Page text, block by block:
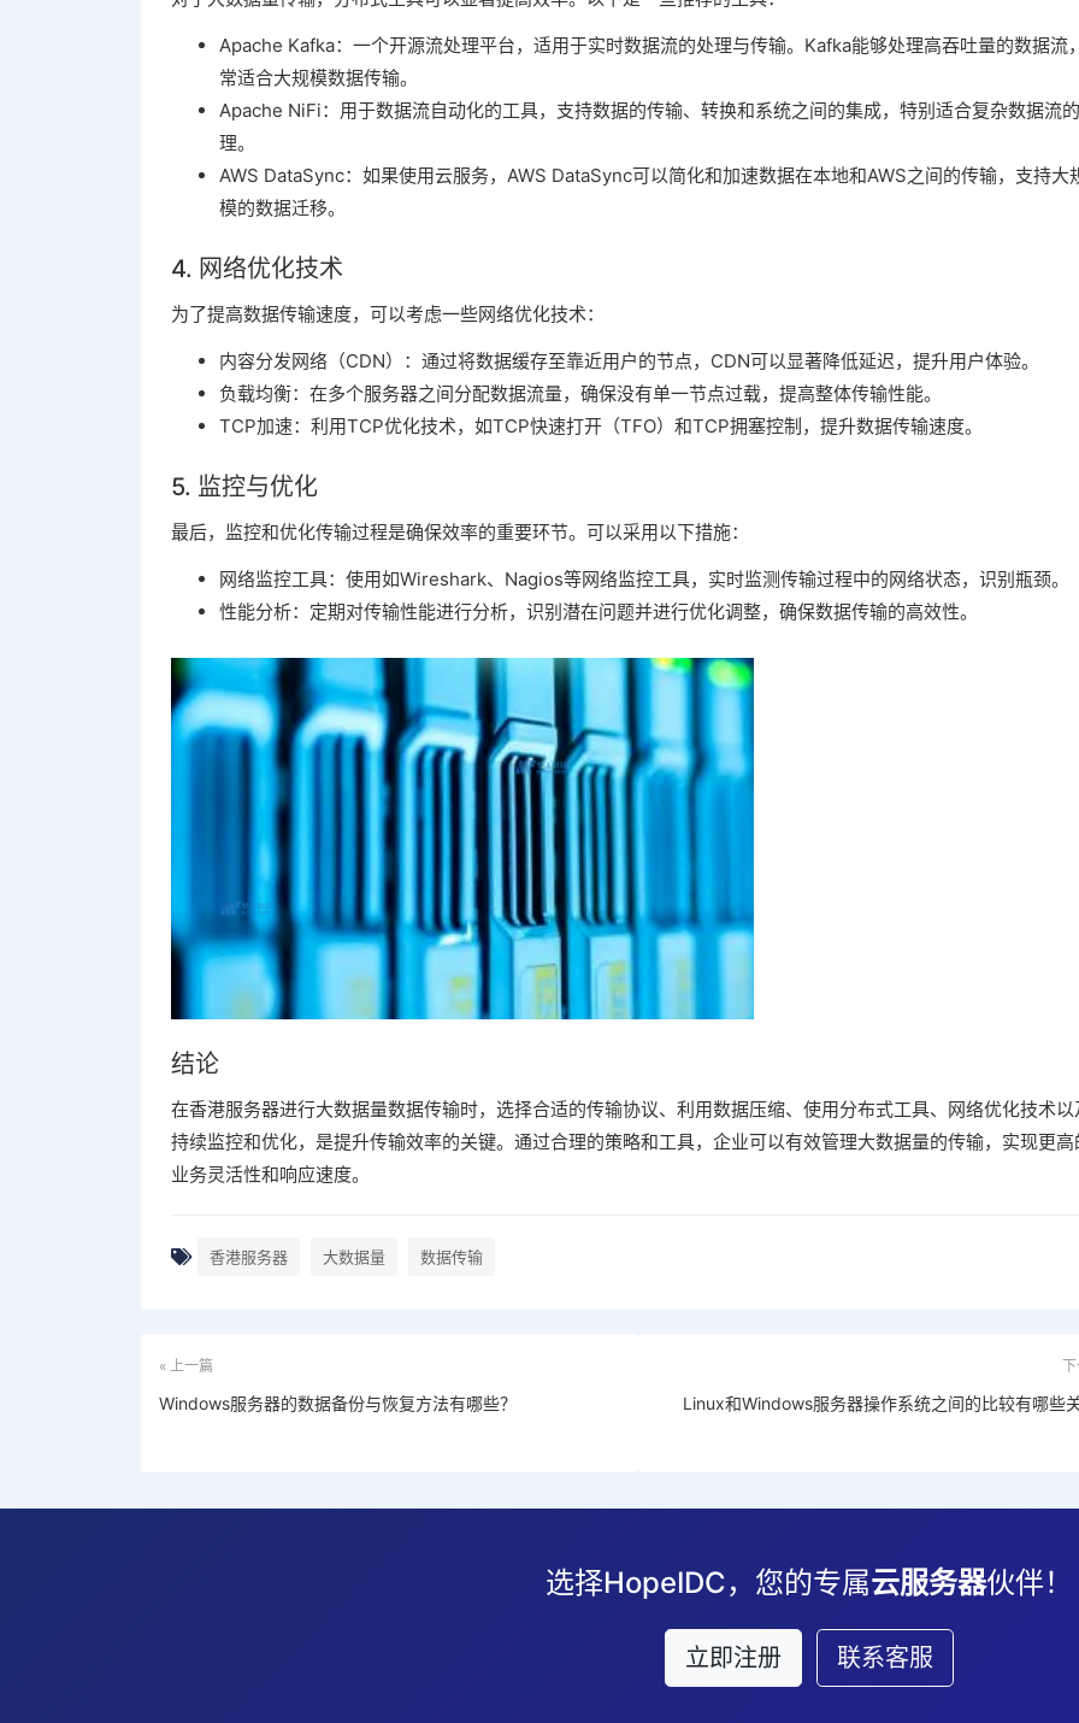
Apache Kafka：一个开源流处理平台，适用于实时数据流的处理与传输。Kafka能够处理高吞吐量的数据流
常适合大规模数据传输。
Apache NiFi：用于数据流自动化的工具，支持数据的传输、转换和系统之间的集成，特别适合复杂数据流
理。
AWS DataSync：如果使用云服务，AWS DataSync可以简化和加速数据在本地和AWS之间的传输，支持大
模的数据迁移。
4. 网络优化技术
为了提高数据传输速度，可以考虑一些网络优化技术：
内容分发网络（CDN）：通过将数据缓存至靠近用户的节点，CDN可以显著降低延迟，提升用户体验。
负载均衡：在多个服务器之间分配数据流量，确保没有单一节点过载，提高整体传输性能。
TCP加速：利用TCP优化技术，如TCP快速打开（TFO）和TCP拥塞控制，提升数据传输速度。
5. 监控与优化
最后，监控和优化传输过程是确保效率的重要环节。可以采用以下措施：
网络监控工具：使用如Wireshark、Nagios等网络监控工具，实时监测传输过程中的网络状态，识别瓶颈。
性能分析：定期对传输性能进行分析，识别潜在问题并进行优化调整，确保数据传输的高效性。
结论
在香港服务器进行大数据量数据传输时，选择合适的传输协议、利用数据压缩、使用分布式工具、网络优化技术以
持续监控和优化，是提升传输效率的关键。通过合理的策略和工具，企业可以有效管理大数据量的传输，实现更高
业务灵活性和响应速度。
香港服务器 大数据量 数据传输
« 上一篇
Windows服务器的数据备份与恢复方法有哪些？ Linux和Windows服务器操作系统之间的比较有哪些
选择HopeIDC，您的专属云服务器伙伴！
立即注册 联系客服